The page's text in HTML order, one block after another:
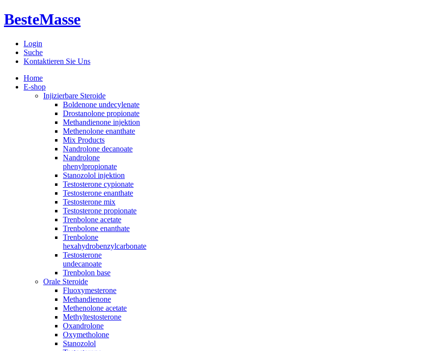
BesteMasse
Login
Suche
Kontaktieren Sie Uns
Home
E-shop
Injizierbare Steroide
Boldenone undecylenate
Drostanolone propionate
Methandienone injektion
Methenolone enanthate
Mix Products
Nandrolone decanoate
Nandrolone
phenylpropionate
Stanozolol injektion
Testosterone cypionate
Testosterone enanthate
Testosterone mix
Testosterone propionate
Trenbolone acetate
Trenbolone enanthate
Trenbolone
hexahydrobenzylcarbonate
Testosterone
undecanoate
Trenbolon base
Orale Steroide
Fluoxymesterone
Methandienone
Methenolone acetate
Methyltestosterone
Oxandrolone
Oxymetholone
Stanozolol